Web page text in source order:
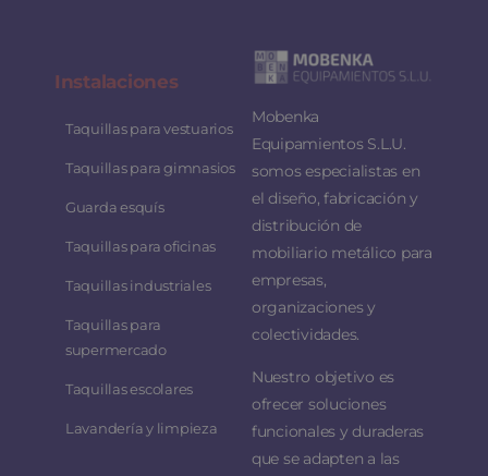
Instalaciones
Taquillas para vestuarios
Taquillas para gimnasios
Guarda esquís
Taquillas para oficinas
Taquillas industriales
Taquillas para
supermercado
Taquillas escolares
Lavandería y limpieza
Mobenka
Equipamientos S.L.U.
somos especialistas en
el diseño, fabricación y
distribución de
mobiliario metálico para
empresas,
organizaciones y
colectividades.
Nuestro objetivo es
ofrecer soluciones
funcionales y duraderas
que se adapten a las